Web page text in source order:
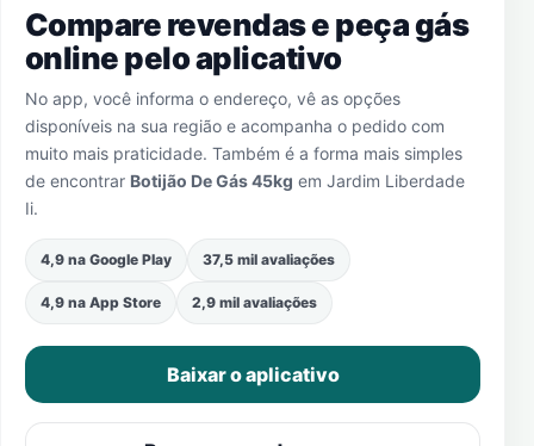
Compare revendas e peça gás
online pelo aplicativo
No app, você informa o endereço, vê as opções
disponíveis na sua região e acompanha o pedido com
muito mais praticidade. Também é a forma mais simples
de encontrar Botijão De Gás 45kg em Jardim Liberdade
Ii.
4,9 na Google Play 37,5 mil avaliações
4,9 na App Store 2,9 mil avaliações
Baixar o aplicativo